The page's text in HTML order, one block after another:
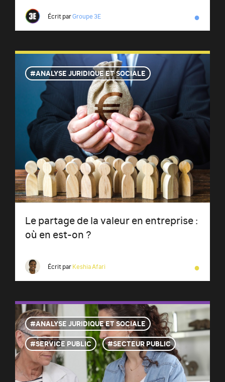
Écrit parGroupe 3E ●
ANALYSE JURIDIQUE ET SOCIALE
Le partage de la valeur en entreprise :
où en est-on ?
Écrit parKeshia Afari ●
ANALYSE JURIDIQUE ET SOCIALE
SERVICE PUBLIC
SECTEUR PUBLIC